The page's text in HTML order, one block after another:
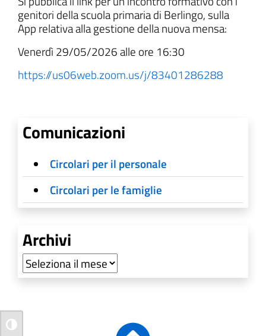
Attiva/disattiva alto contrasto
genitori della scuola primaria di Berlingo, sulla
App relativa alla gestione della nuova mensa:
Venerdì 29/05/2026 alle ore 16:30
https://us06web.zoom.us/j/83401286288
Comunicazioni
Circolari per il personale
Circolari per le famiglie
Archivi
Archivi